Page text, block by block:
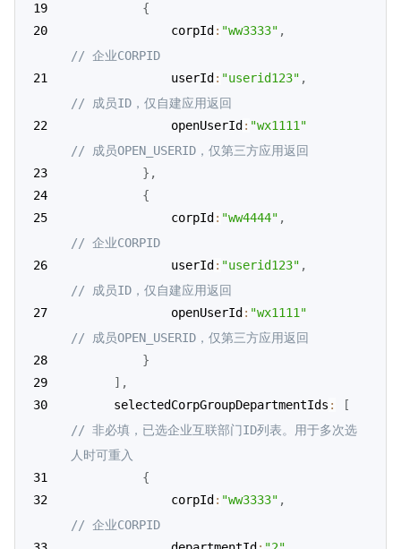
{
              corpId
: "ww3333" ,
// 企业CORPID
			  userId
: "userid123" ,
// 成员ID，仅自建应用返回
			  openUserId
: "wx1111"
// 成员OPEN_USERID，仅第三方应用返回
} ,
{
              corpId
: "ww4444" ,
// 企业CORPID
			  userId
: "userid123" ,
// 成员ID，仅自建应用返回
			  openUserId
: "wx1111"
// 成员OPEN_USERID，仅第三方应用返回
}
] ,
      selectedCorpGroupDepartmentIds
:
[
// 非必填，已选企业互联部门ID列表。用于多次选
人时可重入
{
              corpId
: "ww3333" ,
// 企业CORPID